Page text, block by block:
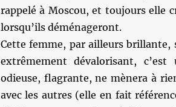
rappelé à Moscou, et toujours elle
lorsqu’ils déménageront.
Cette femme, par ailleurs brillante,
extrêmement dévalorisant,
odieuse, flagrante, ne mènera à
avec les autres (elle en fait